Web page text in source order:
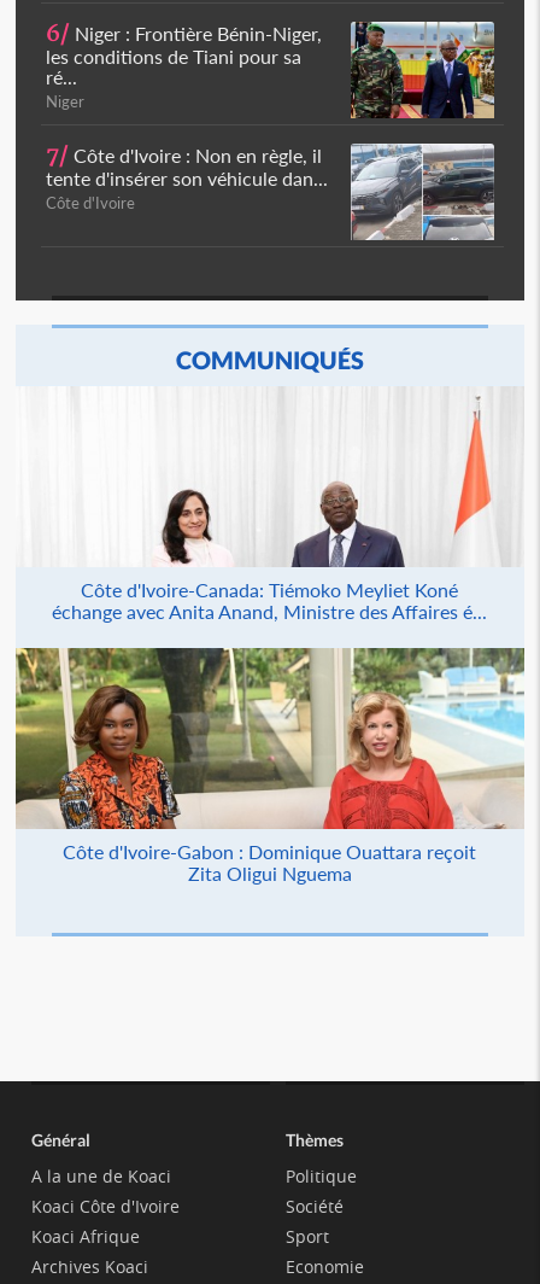
6/ Niger : Frontière Bénin-Niger,
les conditions de Tiani pour sa
ré...
Niger
7/ Côte d'Ivoire : Non en règle, il
tente d'insérer son véhicule dan...
Côte d'Ivoire
COMMUNIQUÉS
Côte d'Ivoire-Canada: Tiémoko Meyliet Koné
échange avec Anita Anand, Ministre des Affaires é...
Côte d'Ivoire-Gabon : Dominique Ouattara reçoit
Zita Oligui Nguema
Général
A la une de Koaci
Koaci Côte d'Ivoire
Koaci Afrique
Archives Koaci
Thèmes
Politique
Société
Sport
Economie